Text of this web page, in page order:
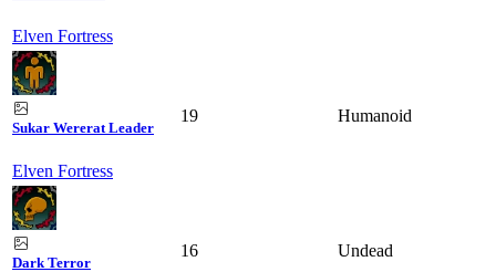
Elven Fortress
Sukar Wererat Leader
Elven Fortress
19 Humanoid
Dark Terror
16 Undead